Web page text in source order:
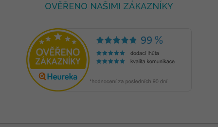
OVĚŘENO NAŠIMI ZÁKAZNÍKY